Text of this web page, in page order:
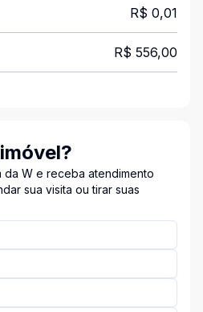
R$ 0,01
R$ 556,00
da W e receba atendimento
sua visita ou tirar suas